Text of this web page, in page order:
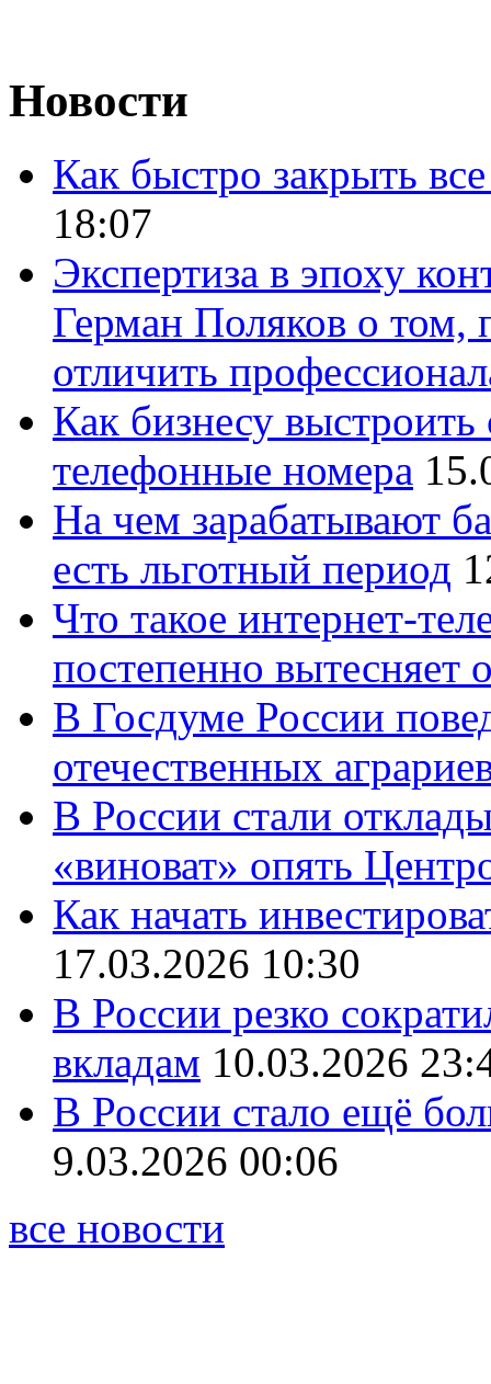
Новости
Как быстро закрыть
18:07
Экспертиза в эпоху
Герман Поляков о том,
отличить
Как бизнесу
телефонные номера
На чем зарабатывают
есть льготный период
Что такое интернет-
постепенно вытесняет
В Госдуме России
отечественных
В России стали
«виноват» опять
Как начать
17.03.2026 10:30
В России резко
вкладам 10.03.2026
В России стало ещё
9.03.2026 00:06
все новости